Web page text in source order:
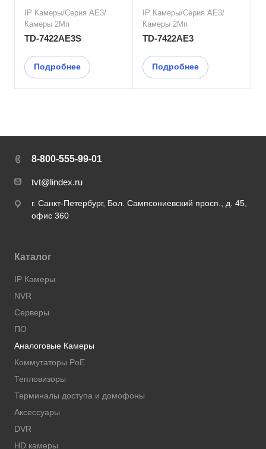
IP Камеры/Серия AE3/
Камеры 2Мп
TD-7422AE3S
Подробнее
IP Камеры/Серия AE3/
Камеры 2Мп
TD-7422AE3
Подробнее
8-800-555-99-01
tvt@lindex.ru
г. Санкт-Петербург, Бол. Сампсониевский просп., д. 45,
офис 360
Каталог
IP Камеры
NVR
Серверы
ПО
Аналоговые Камеры
Коммутаторы PoE
Тепловизоры
Терминалы доступа и домофоны
Аксессуары
DVR
HD камеры